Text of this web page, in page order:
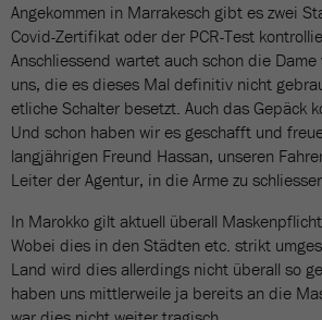
Angekommen in Marrakesch gibt es zwei
Covid-Zertifikat oder der PCR-Test
Anschliessend wartet auch schon die
uns, die es dieses Mal definitiv nicht
etliche Schalter besetzt. Auch das Gepäck
Und schon haben wir es geschafft und
langjährigen Freund Hassan, unseren
Leiter der Agentur, in die Arme zu
In Marokko gilt aktuell überall
Wobei dies in den Städten etc. strikt
Land wird dies allerdings nicht überall so
haben uns mittlerweile ja bereits an die